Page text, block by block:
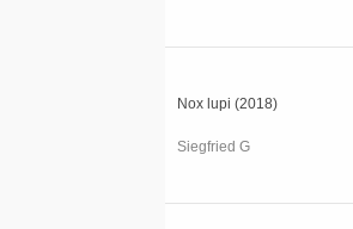
Nox lupi (2018)
Siegfried G